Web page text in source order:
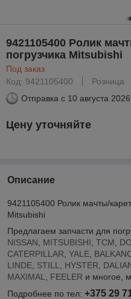
9421105400 Ролик
погрузчика Mitsubishi
Под заказ
Код: 9421105400
Розница
Отправка с 10 августа 2026
Цену уточняйте
Описание
9421105400 Ролик мачты/
Mitsubishi
Предлагаем запчасти для
NISSAN
MITSUBISHI TCM
CATERPILLAR YALE
LINDE STILL HYSTER
MAXIMAL
FEELER и многое,
Подробнее по тел: +375 29